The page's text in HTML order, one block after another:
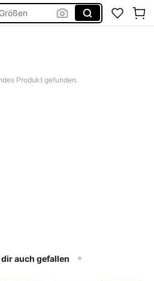
Produkt gefunden.
auch gefallen